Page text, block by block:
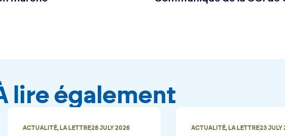
lire également
ACTUALITÉ, LA LETTRE28 JULY 2026 ACTUALITÉ, LA LETTRE23 JULY